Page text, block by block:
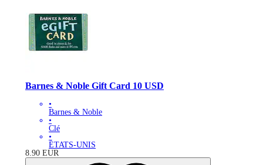
Barnes & Noble Gift Card 10 USD
•
Barnes & Noble
•
Clé
•
ÉTATS-UNIS
8.90 EUR